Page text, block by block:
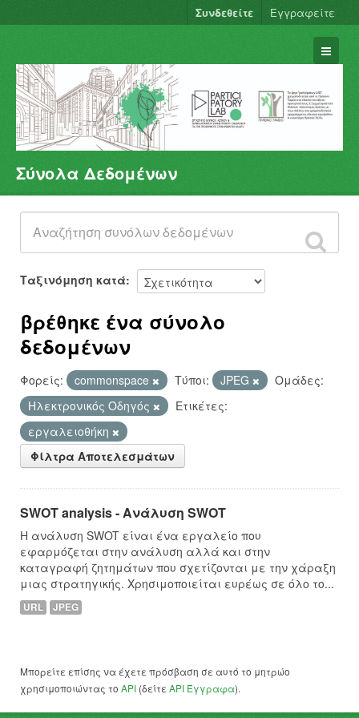
Συνδεθείτε Εγγραφείτε
Σύνολα Δεδομένων
Φορείς
Ομάδες
Σχετικά
Σύνολα Δεδομένων
Ταξινόμηση κατά
βρέθηκε ένα σύνολο
δεδομένων
Φορείς: commonspace Τύποι: JPEG
Ομάδες:
Hλεκτρονικός Οδηγός
Ετικέτες:
εργαλειοθήκη
Φίλτρα Αποτελεσμάτων
SWOT analysis - Ανάλυση SWOT
Η ανάλυση SWOT είναι ένα εργαλείο που
εφαρμόζεται στην ανάλυση αλλά και στην
καταγραφή ζητημάτων που σχετίζονται με την χάραξη
μιας στρατηγικής. Χρησιμοποιείται ευρέως σε όλο το...
URL JPEG
Μπορείτε επίσης να έχετε πρόσβαση σε αυτό το μητρώο
χρησιμοποιώντας το API (δείτε API Έγγραφα).